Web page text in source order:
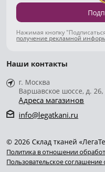
Нажимая кнопку
получение рекламной
Наши контакты
г. Москва
Варшавское шоссе, д. 26,
Адреса магазинов
info@legatkani.ru
© 2026 Склад тканей
Политика в отношении
Пользовательское соглашение